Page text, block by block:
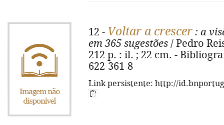
12 - Voltar a crescer : a
em 365 sugestões / Pedro
212 p. : il. ; 22 cm. -
622-361-8
Link persistente: http://